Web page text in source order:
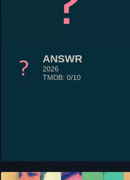
ANSWR
2026
TMDB: 0/10